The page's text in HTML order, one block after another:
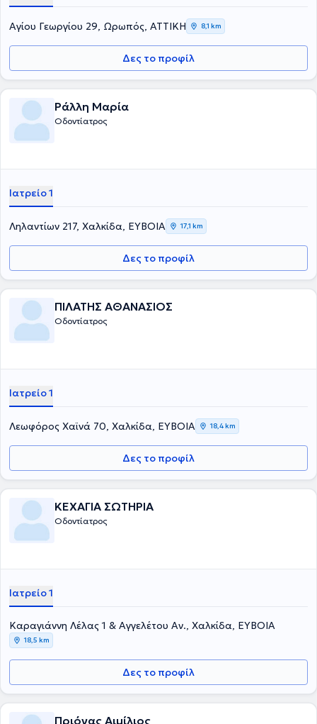
Αγίου Γεωργίου 29, Ωρωπός, ΑΤΤΙΚΗ 8,1 km
Δες το προφίλ
Ράλλη Μαρία
Οδοντίατρος
Ιατρείο 1
Ληλαντίων 217, Χαλκίδα, ΕΥΒΟΙΑ 17,1 km
Δες το προφίλ
ΠΙΛΑΤΗΣ ΑΘΑΝΑΣΙΟΣ
Οδοντίατρος
Ιατρείο 1
Λεωφόρος Χαϊνά 70, Χαλκίδα, ΕΥΒΟΙΑ 18,4 km
Δες το προφίλ
ΚΕΧΑΓΙΑ ΣΩΤΗΡΙΑ
Οδοντίατρος
Ιατρείο 1
Καραγιάννη Λέλας 1 & Αγγελέτου Αν., Χαλκίδα, ΕΥΒΟΙΑ
18,5 km
Δες το προφίλ
Πριόνας Αιμίλιος